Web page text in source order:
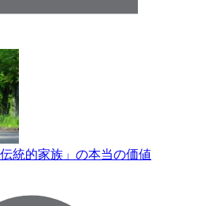
統的家族」の本当の価値